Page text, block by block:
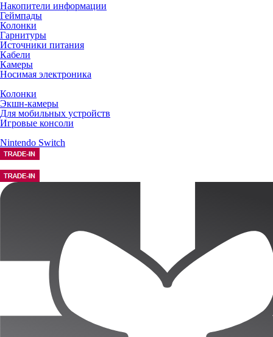
Накопители информации
Геймпады
Колонки
Гарнитуры
Источники питания
Кабели
Камеры
Носимая электроника
Колонки
Экшн-камеры
Для мобильных устройств
Игровые консоли
Nintendo Switch